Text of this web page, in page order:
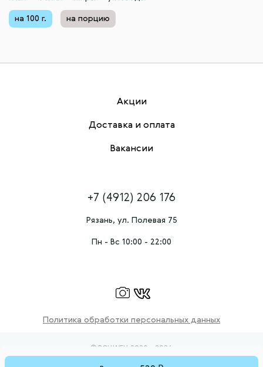
на 100 г. на порцию
Акции
Доставка и оплата
Вакансии
+7 (4912) 206 176
Рязань, ул. Полевая 75
Пн - Вс 10:00 - 22:00
Политика обработки персональных данных
© ROLLWELL 2020 - 2026